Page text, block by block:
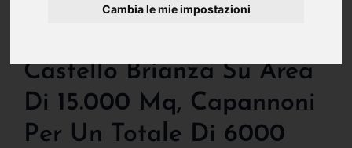
Cambia le mie impostazioni
Castello Brianza Su Area
Di 15.000 Mq, Capannoni
Per Un Totale Di 6000